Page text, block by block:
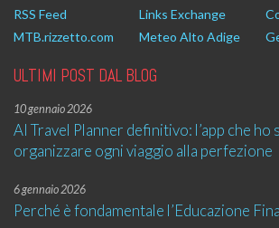
RSS Feed
Links Exchange
MTB.rizzetto.com
Meteo Alto Adige
ULTIMI POST DAL BLOG
10 gennaio 2026
AI Travel Planner definitivo: l’app che ho
organizzare ogni viaggio alla perfezione
6 gennaio 2026
Perché è fondamentale l’Educazione